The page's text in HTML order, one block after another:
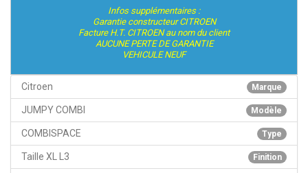
Infos supplémentaires :
Garantie constructeur CITROEN
Facture H.T. CITROEN au nom du client
AUCUNE PERTE DE GARANTIE
VEHICULE NEUF
Marque
Citroen
Modèle
JUMPY COMBI
Type
COMBISPACE
Finition
Taille XL L3